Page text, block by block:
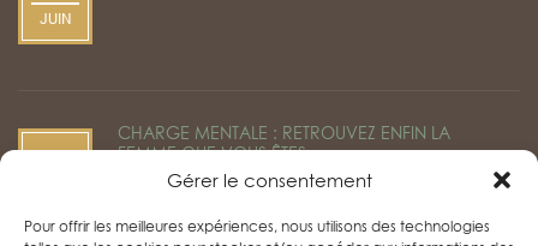
Gérer le consentement
Pour offrir les meilleures expériences, nous utilisons des technologies
JUIN
CHARGE MENTALE : RETROUVEZ ENFIN LA
FEMME QUE VOUS ÊTES ...
Céline Béen